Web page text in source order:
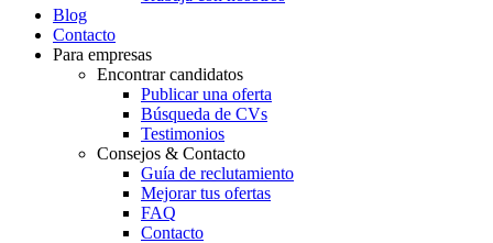
Blog
Contacto
Para empresas
Encontrar candidatos
Publicar una oferta
Búsqueda de CVs
Testimonios
Consejos & Contacto
Guía de reclutamiento
Mejorar tus ofertas
FAQ
Contacto